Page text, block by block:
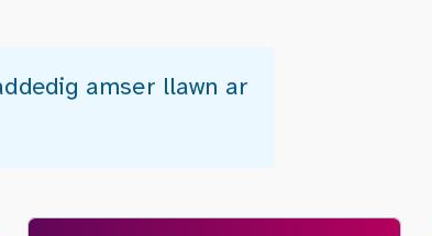
amser llawn ar